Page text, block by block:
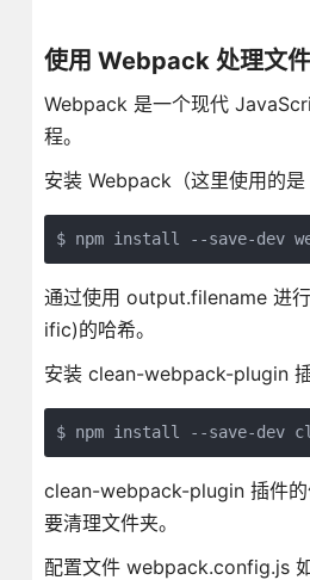
使用 Webpack 处理文
Webpack 是一个现代
程。
安装 Webpack（这里使用的
$ npm install --save-dev
通过使用 output.filename 进
ific)的哈希。
安装 clean-webpack-plugin 插
$ npm install --save-dev
clean-webpack-plugin 插件的
要清理文件夹。
配置文件 webpack.config.js 如